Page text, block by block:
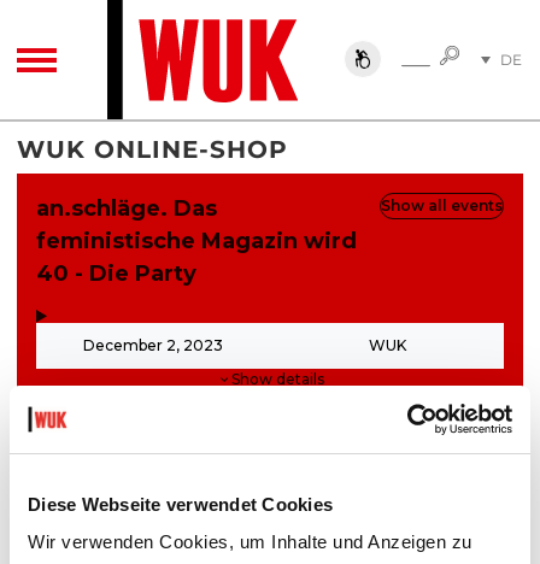
Diese Webseite verwendet Cookies
Wir verwenden Cookies, um Inhalte und Anzeigen zu
TOGGLE NAVIGATIONSUCHESUCHE
DE
WUK ONLINE-SHOP